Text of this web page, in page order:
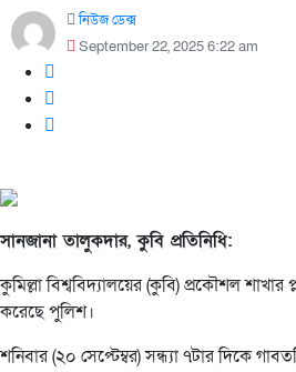
নিউজ ডেক্স
September 22, 2025 6:22 am
সানজানা তালুকদার, কুবি প্রতিনিধি:
কুমিল্লা বিশ্ববিদ্যালয়ের (কুবি) প্রকৌশল শাখার
করেছে পুলিশ।
শনিবার (২০ সেপ্টেম্বর) সন্ধ্যা ৭টার দিকে